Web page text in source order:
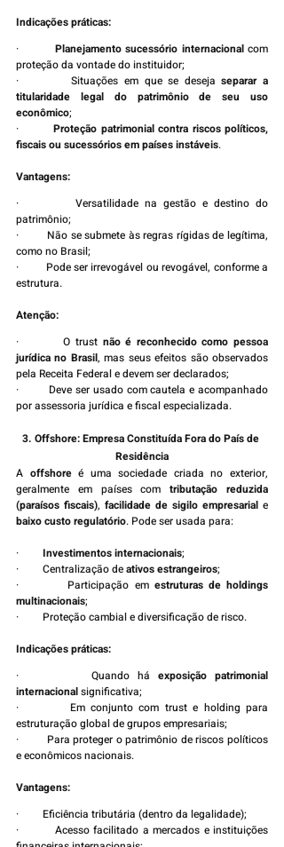
Indicações práticas:
· Planejamento sucessório internacional com
proteção da vontade do instituidor;
·         Situações em que se deseja separar a
titularidade legal do patrimônio de seu uso
econômico;
· Proteção patrimonial contra riscos políticos,
fiscais ou sucessórios em países instáveis.
Vantagens:
·         Versatilidade na gestão e destino do
patrimônio;
·         Não se submete às regras rígidas de legítima,
como no Brasil;
·         Pode ser irrevogável ou revogável, conforme a
estrutura.
Atenção:
·         O trust não é reconhecido como pessoa
jurídica no Brasil, mas seus efeitos são observados
pela Receita Federal e devem ser declarados;
·         Deve ser usado com cautela e acompanhado
por assessoria jurídica e fiscal especializada.
3. Offshore: Empresa Constituída Fora do País de
Residência
A offshore é uma sociedade criada no exterior,
geralmente em países com tributação reduzida
(paraísos fiscais), facilidade de sigilo empresarial
baixo custo regulatório. Pode ser usada para:
· Investimentos internacionais;
·         Centralização de ativos estrangeiros;
·         Participação em estruturas de holdings
multinacionais;
·         Proteção cambial e diversificação de risco.
Indicações práticas:
·         Quando há exposição patrimonial
internacional significativa;
·         Em conjunto com trust e holding para
estruturação global de grupos empresariais;
·         Para proteger o patrimônio de riscos políticos
e econômicos nacionais.
Vantagens:
·         Eficiência tributária (dentro da legalidade);
·         Acesso facilitado a mercados e instituições